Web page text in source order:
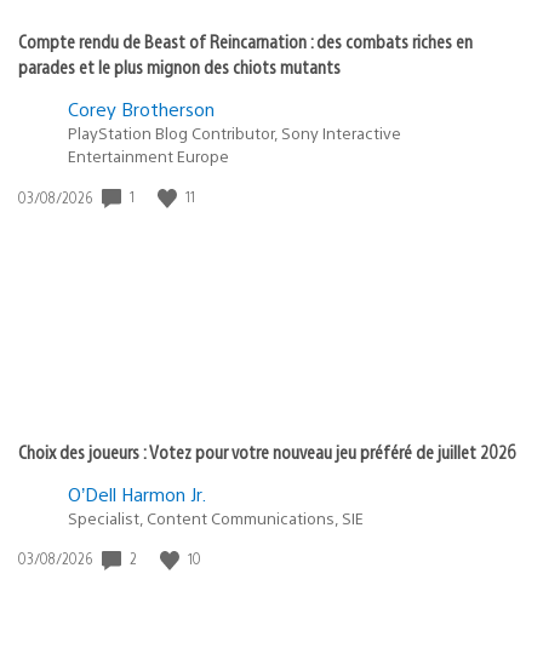
Compte rendu de Beast of Reincarnation : des combats riches en
parades et le plus mignon des chiots mutants
Corey Brotherson
PlayStation Blog Contributor, Sony Interactive
Entertainment Europe
Date
03/08/2026 1 11
Choix des joueurs : Votez pour votre nouveau jeu préféré de juillet 2026
O’Dell Harmon Jr.
Specialist, Content Communications, SIE
Date
03/08/2026 2 10